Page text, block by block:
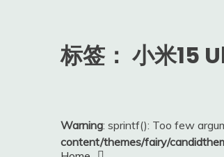
标签： 小米15
Warning: sprintf(): Too few
content/themes/fairy/